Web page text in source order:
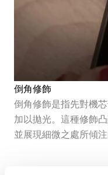
倒角修飾
倒角修飾是指先對機
加以拋光。這種修飾
並展現細微之處所傾注